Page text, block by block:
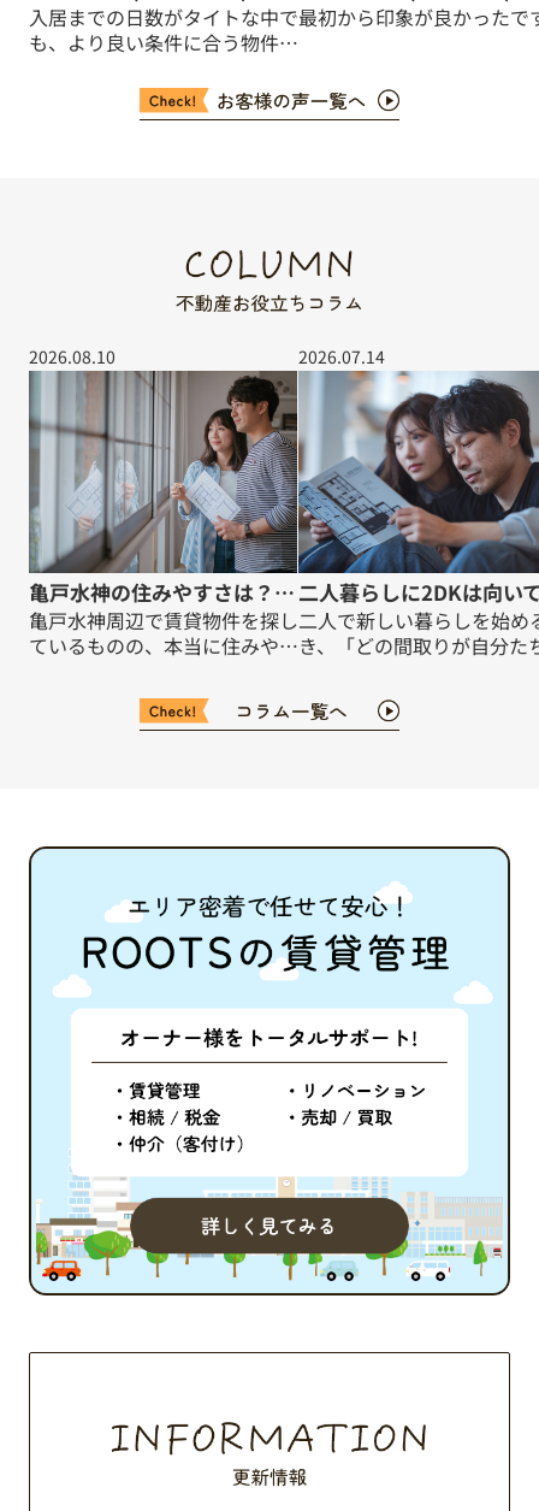
入居までの日数がタイトな中で
も、より良い条件に合う物件が
ただき助かりました。
最初から印象が良かったで
2026.08.10
亀戸水神の住みやすさは？賃貸選びのポイントを解説
亀戸水神周辺で賃貸物件を探し
ているものの、本当に住みやす
ジしきれずに悩んでいません
か。下町情緒の残る落ち着いた
亀戸水神の住みやすさを、街の
利便性、交通アクセス、防災面
まで幅広く解説していきます。
一人暮らしからファミリーま
で、どのようなライフスタイル
の方にも役立つよう、賃貸探し
のチェックポイントもあわせて
整理しました。これから亀戸水
る方は、ぜひ最後まで読み進め
て、自分に合った暮らし方をイ
メージしてみてく...
2026.07.14
二人で新しい暮らしを始め
き、「どの間取りが自分た
りの違いは何か」と悩まれ
は多いのではないでしょう
す。二人の暮らしがより快
方やポイントについても具
にご紹介しますので、ぜひ
までご覧ください。 【目
次】・2K・2DK・2LDKの
とその意味・二人暮らしに
る2DKのメリット・2DKの
リットと注意点・ターゲッ
とめ2K・2DK・2LDKの違
その意味 まず、「２Ｋ...